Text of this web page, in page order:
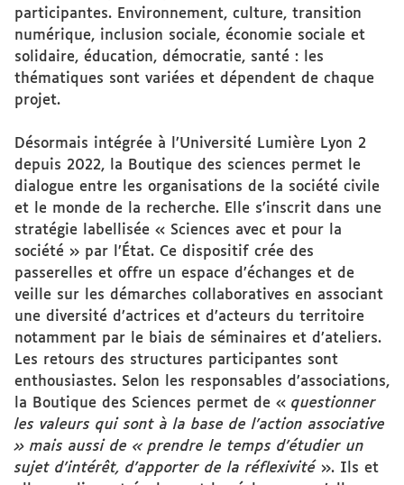
participantes. Environnement, culture, transition
numérique, inclusion sociale, économie sociale et
solidaire, éducation, démocratie, santé : les
thématiques sont variées et dépendent de chaque
projet.
Désormais intégrée à l’Université Lumière Lyon 2
depuis 2022, la Boutique des sciences permet le
dialogue entre les organisations de la société civile
et le monde de la recherche. Elle s’inscrit dans une
stratégie labellisée « Sciences avec et pour la
société » par l’État. Ce dispositif crée des
passerelles et offre un espace d’échanges et de
veille sur les démarches collaboratives en associant
une diversité d’actrices et d’acteurs du territoire
notamment par le biais de séminaires et d’ateliers.
Les retours des structures participantes sont
enthousiastes. Selon les responsables d’associations,
la Boutique des Sciences permet de « questionner
les valeurs qui sont à la base de l’action associative
» mais aussi de « prendre le temps d’étudier un
sujet d’intérêt, d’apporter de la réflexivité ». Ils et